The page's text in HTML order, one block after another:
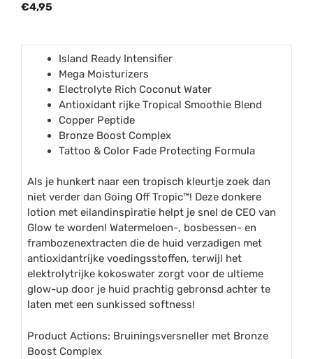
€4,95
Island Ready Intensifier
Mega Moisturizers
Electrolyte Rich Coconut Water
Antioxidant rijke Tropical Smoothie Blend
Copper Peptide
Bronze Boost Complex
Tattoo & Color Fade Protecting Formula
Als je hunkert naar een tropisch kleurtje zoek dan
niet verder dan Going Off Tropic™! Deze donkere
lotion met eilandinspiratie helpt je snel de CEO van
Glow te worden! Watermeloen-, bosbessen- en
frambozenextracten die de huid verzadigen met
antioxidantrijke voedingsstoffen, terwijl het
elektrolytrijke kokoswater zorgt voor de ultieme
glow-up door je huid prachtig gebronsd achter te
laten met een sunkissed softness!
Product Actions: Bruiningsversneller met Bronze
Boost Complex